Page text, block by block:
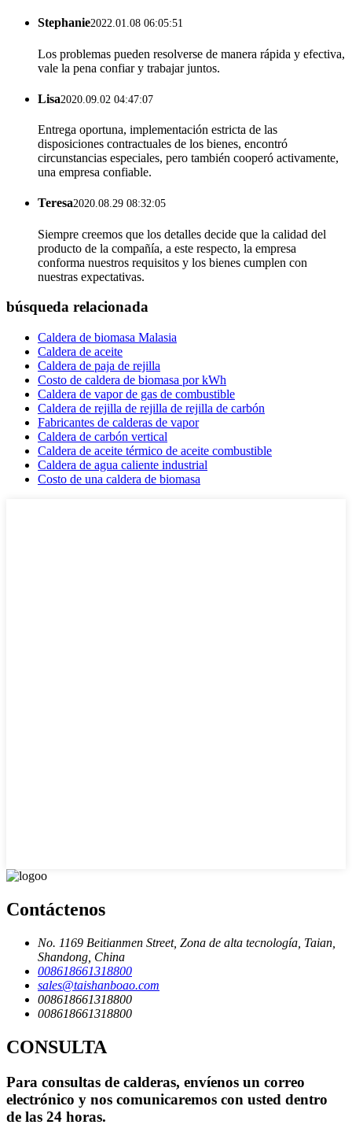
Stephanie2022.01.08 06:05:51
Los problemas pueden resolverse de manera rápida y efectiva,
vale la pena confiar y trabajar juntos.
Lisa2020.09.02 04:47:07
Entrega oportuna, implementación estricta de las
disposiciones contractuales de los bienes, encontró
circunstancias especiales, pero también cooperó activamente,
una empresa confiable.
Teresa2020.08.29 08:32:05
Siempre creemos que los detalles decide que la calidad del
producto de la compañía, a este respecto, la empresa
conforma nuestros requisitos y los bienes cumplen con
nuestras expectativas.
búsqueda relacionada
Caldera de biomasa Malasia
Caldera de aceite
Caldera de paja de rejilla
Costo de caldera de biomasa por kWh
Caldera de vapor de gas de combustible
Caldera de rejilla de rejilla de rejilla de carbón
Fabricantes de calderas de vapor
Caldera de carbón vertical
Caldera de aceite térmico de aceite combustible
Caldera de agua caliente industrial
Costo de una caldera de biomasa
Contáctenos
No. 1169 Beitianmen Street, Zona de alta tecnología, Taian,
Shandong, China
008618661318800
sales@taishanboao.com
008618661318800
008618661318800
CONSULTA
Para consultas de calderas, envíenos un correo
electrónico y nos comunicaremos con usted dentro
de las 24 horas.